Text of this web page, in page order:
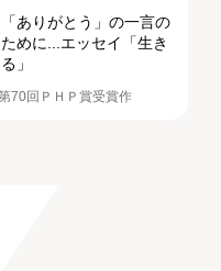
「ありがとう」の一言の
ために...エッセイ「生き
る」
70回ＰＨＰ賞受賞作